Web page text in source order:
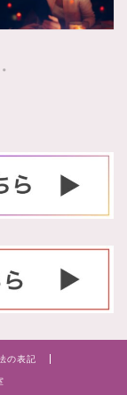
の表記